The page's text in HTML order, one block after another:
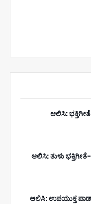
ಆಲಿಸಿ:
ಆಲಿಸಿ: ತುಳು
ಆಲಿಸಿ: ಉಪಯುಕ್ತ